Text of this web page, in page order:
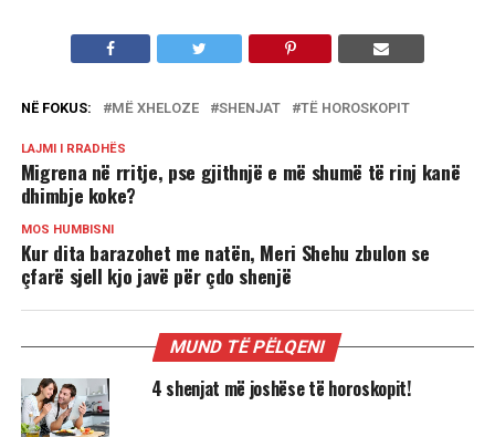
NË FOKUS: MË XHELOZE SHENJAT TË HOROSKOPIT
LAJMI I RRADHËS
Migrena në rritje, pse gjithnjë e më shumë të rinj kanë
dhimbje koke?
MOS HUMBISNI
Kur dita barazohet me natën, Meri Shehu zbulon se
çfarë sjell kjo javë për çdo shenjë
MUND TË PËLQENI
4 shenjat më joshëse të horoskopit!